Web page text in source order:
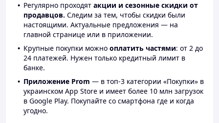
Регулярно проходят акции и сезонные скидки от
продавцов. Следим за тем, чтобы скидки были
настоящими. Актуальные предложения — на
главной странице или в приложении.
Крупные покупки можно оплатить частями: от 2 до
24 платежей. Нужен только кредитный лимит в
банке.
Приложение Prom — в топ-3 категории «Покупки» в
украинском App Store и имеет более 10 млн загрузок
в Google Play. Покупайте со смартфона где и когда
угодно.